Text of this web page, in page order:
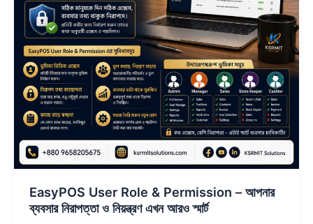
EasyPOS User Role & Permission – আপনার
ব্যবসার নিরাপত্তা ও নিয়ন্ত্রণ এখন আরও স্মার্ট
ব্যবসার
নিরাপত্তা
ও
নিয়ন্ত্রণ
এখন
আরও
স্মার্ট